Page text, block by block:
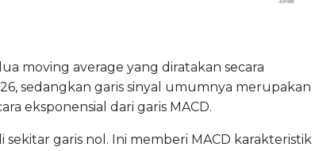
moving average yang diratakan secara
sedangkan garis sinyal umumnya merupakan
eksponensial dari garis MACD.
sekitar garis nol. Ini memberi MACD karakteristik